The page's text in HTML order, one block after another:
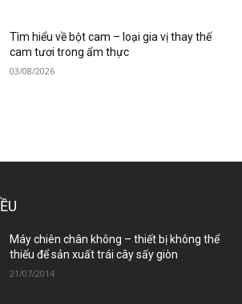
Tìm hiểu về bột cam – loại gia vị thay thế
cam tươi trong ẩm thực
03/08/2026
Máy chiên chân không – thiết bị không thể
thiếu để sản xuất trái cây sấy giòn
21/07/2014